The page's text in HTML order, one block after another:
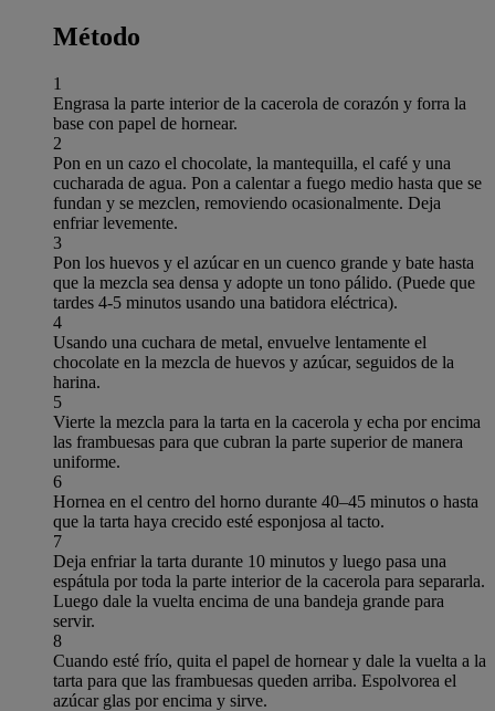
Método
1
Engrasa la parte interior de la cacerola de corazón y forra la
base con papel de hornear.
2
Pon en un cazo el chocolate, la mantequilla, el café y una
cucharada de agua. Pon a calentar a fuego medio hasta que se
fundan y se mezclen, removiendo ocasionalmente. Deja
enfriar levemente.
3
Pon los huevos y el azúcar en un cuenco grande y bate hasta
que la mezcla sea densa y adopte un tono pálido. (Puede que
tardes 4-5 minutos usando una batidora eléctrica).
4
Usando una cuchara de metal, envuelve lentamente el
chocolate en la mezcla de huevos y azúcar, seguidos de la
harina.
5
Vierte la mezcla para la tarta en la cacerola y echa por encima
las frambuesas para que cubran la parte superior de manera
uniforme.
6
Hornea en el centro del horno durante 40–45 minutos o hasta
que la tarta haya crecido esté esponjosa al tacto.
7
Deja enfriar la tarta durante 10 minutos y luego pasa una
espátula por toda la parte interior de la cacerola para separarla.
Luego dale la vuelta encima de una bandeja grande para
servir.
8
Cuando esté frío, quita el papel de hornear y dale la vuelta a la
tarta para que las frambuesas queden arriba. Espolvorea el
azúcar glas por encima y sirve.